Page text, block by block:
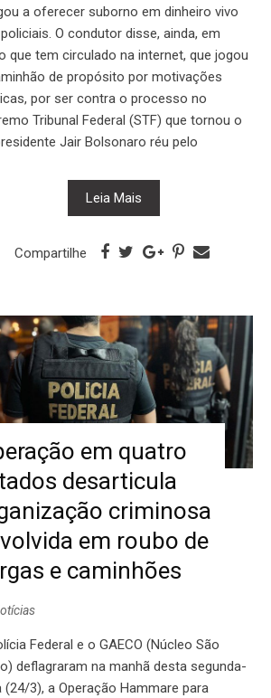
a oferecer suborno em dinheiro vivo
O condutor disse, ainda, em
que tem circulado na internet, que jogou
de propósito por motivações
por ser contra o processo no
Tribunal Federal (STF) que tornou o
Jair Bolsonaro réu pelo
Leia Mais
Compartilhe
em quatro
desarticula
criminosa
em roubo de
e caminhões
Federal e o GAECO (Núcleo São
deflagraram na manhã desta segunda-
(24/3), a Operação Hammare para